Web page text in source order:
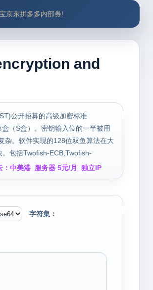
京东拼多多内部券!
and
公开招募的高级加密标准
（S盒）。密钥输入位的一半被用
杂。软件实现的128位双鱼算法在大
包括Twofish-ECB,Twofish-
：中美港_服务器 5元/月_独立IP
字符集：